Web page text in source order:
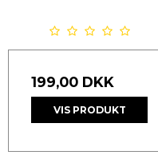
199,00 DKK
VIS PRODUKT